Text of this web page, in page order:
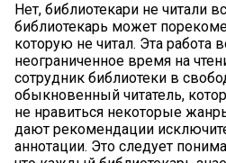
Нет, библиотекари не читали
библиотекарь может
которую не читал. Эта работа
неограниченное время на
сотрудник библиотеки в
обыкновенный читатель,
не нравиться некоторые
дают рекомендации
аннотации. Это следует